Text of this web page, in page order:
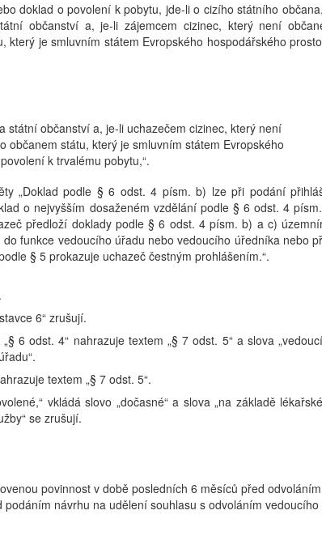
doklad o povolení k pobytu, jde-li o cizího státního občana,
občanství a, je-li zájemcem cizinec, který není
který je smluvním státem Evropského hospodářského
státní občanství a, je-li uchazečem cizinec, který není
občanem státu, který je smluvním státem Evropského
k trvalému pobytu,“.
„Doklad podle § 6 odst. 4 písm. b) lze při podání
o nejvyšším dosaženém vzdělání podle § 6 odst. 4
předloží doklady podle § 6 odst. 4 písm. b) a c)
funkce vedoucího úřadu nebo vedoucího úředníka nebo
§ 5 prokazuje uchazeč čestným prohlášením.“.
6“ zrušují.
6 odst. 4“ nahrazuje textem „§ 7 odst. 5“ a slova
textem „§ 7 odst. 5“.
vkládá slovo „dočasné“ a slova „na základě
se zrušují.
povinnost v době posledních 6 měsíců před odvoláním
návrhu na udělení souhlasu s odvoláním vedoucího